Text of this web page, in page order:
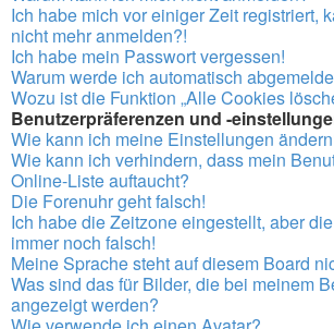
Ich habe mich vor einiger Zeit registriert,
nicht mehr anmelden?!
Ich habe mein Passwort vergessen!
Warum werde ich automatisch
Wozu ist die Funktion „Alle Cookies
Benutzerpräferenzen und -
Wie kann ich meine Einstellungen
Wie kann ich verhindern, dass mein
Online-Liste auftaucht?
Die Forenuhr geht falsch!
Ich habe die Zeitzone eingestellt, aber
immer noch falsch!
Meine Sprache steht auf diesem Board
Was sind das für Bilder, die bei meinem
angezeigt werden?